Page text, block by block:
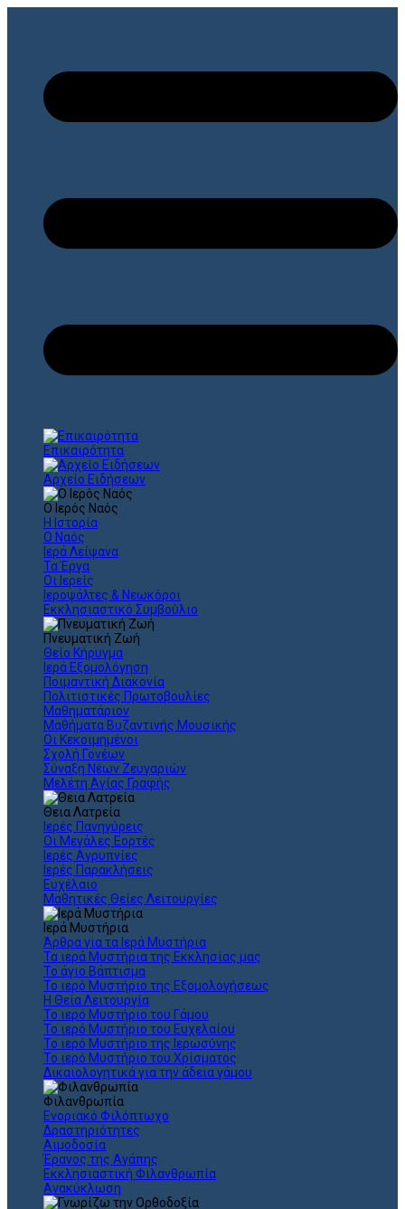
Επικαιρότητα
Αρχείο Ειδήσεων
Ο Ιερός Ναός
Η Ιστορία
Ο Ναός
Ιερά Λείψανα
Τα Έργα
Οι Ιερείς
Ιεροψάλτες & Νεωκόροι
Εκκλησιαστικό Συμβούλιο
Πνευματική Ζωή
Θείο Κήρυγμα
Ιερά Εξομολόγηση
Ποιμαντική Διακονία
Πολιτιστικές Πρωτοβουλίες
Μαθηματάριον
Μαθήματα Βυζαντινής Μουσικής
Οι Κεκοιμημένοι
Σχολή Γονέων
Σύναξη Νέων Ζευγαριών
Μελέτη Αγίας Γραφής
Θεια Λατρεία
Ιερές Πανηγύρεις
Οι Μεγάλες Εορτές
Ιερές Αγρυπνίες
Ιερές Παρακλήσεις
Ευχέλαιο
Μαθητικές Θείες Λειτουργίες
Ιερά Μυστήρια
Άρθρα για τα Ιερά Μυστήρια
Τα ιερά Μυστήρια της Εκκλησίας μας
Το άγιο Βάπτισμα
Το ιερό Μυστήριο της Εξομολογήσεως
Η Θεία Λειτουργία
Το ιερό Μυστήριο του Γάμου
Το ιερό Μυστήριο του Ευχελαίου
Το ιερό Μυστήριο της Ιερωσύνης
Το ιερό Μυστήριο του Χρίσματος
Δικαιολογητικά για την άδεια γάμου
Φιλανθρωπία
Ενοριακό Φιλόπτωχο
Δραστηριότητες
Αιμοδοσία
Έρανος της Αγάπης
Εκκλησιαστική Φιλανθρωπία
Ανακύκλωση